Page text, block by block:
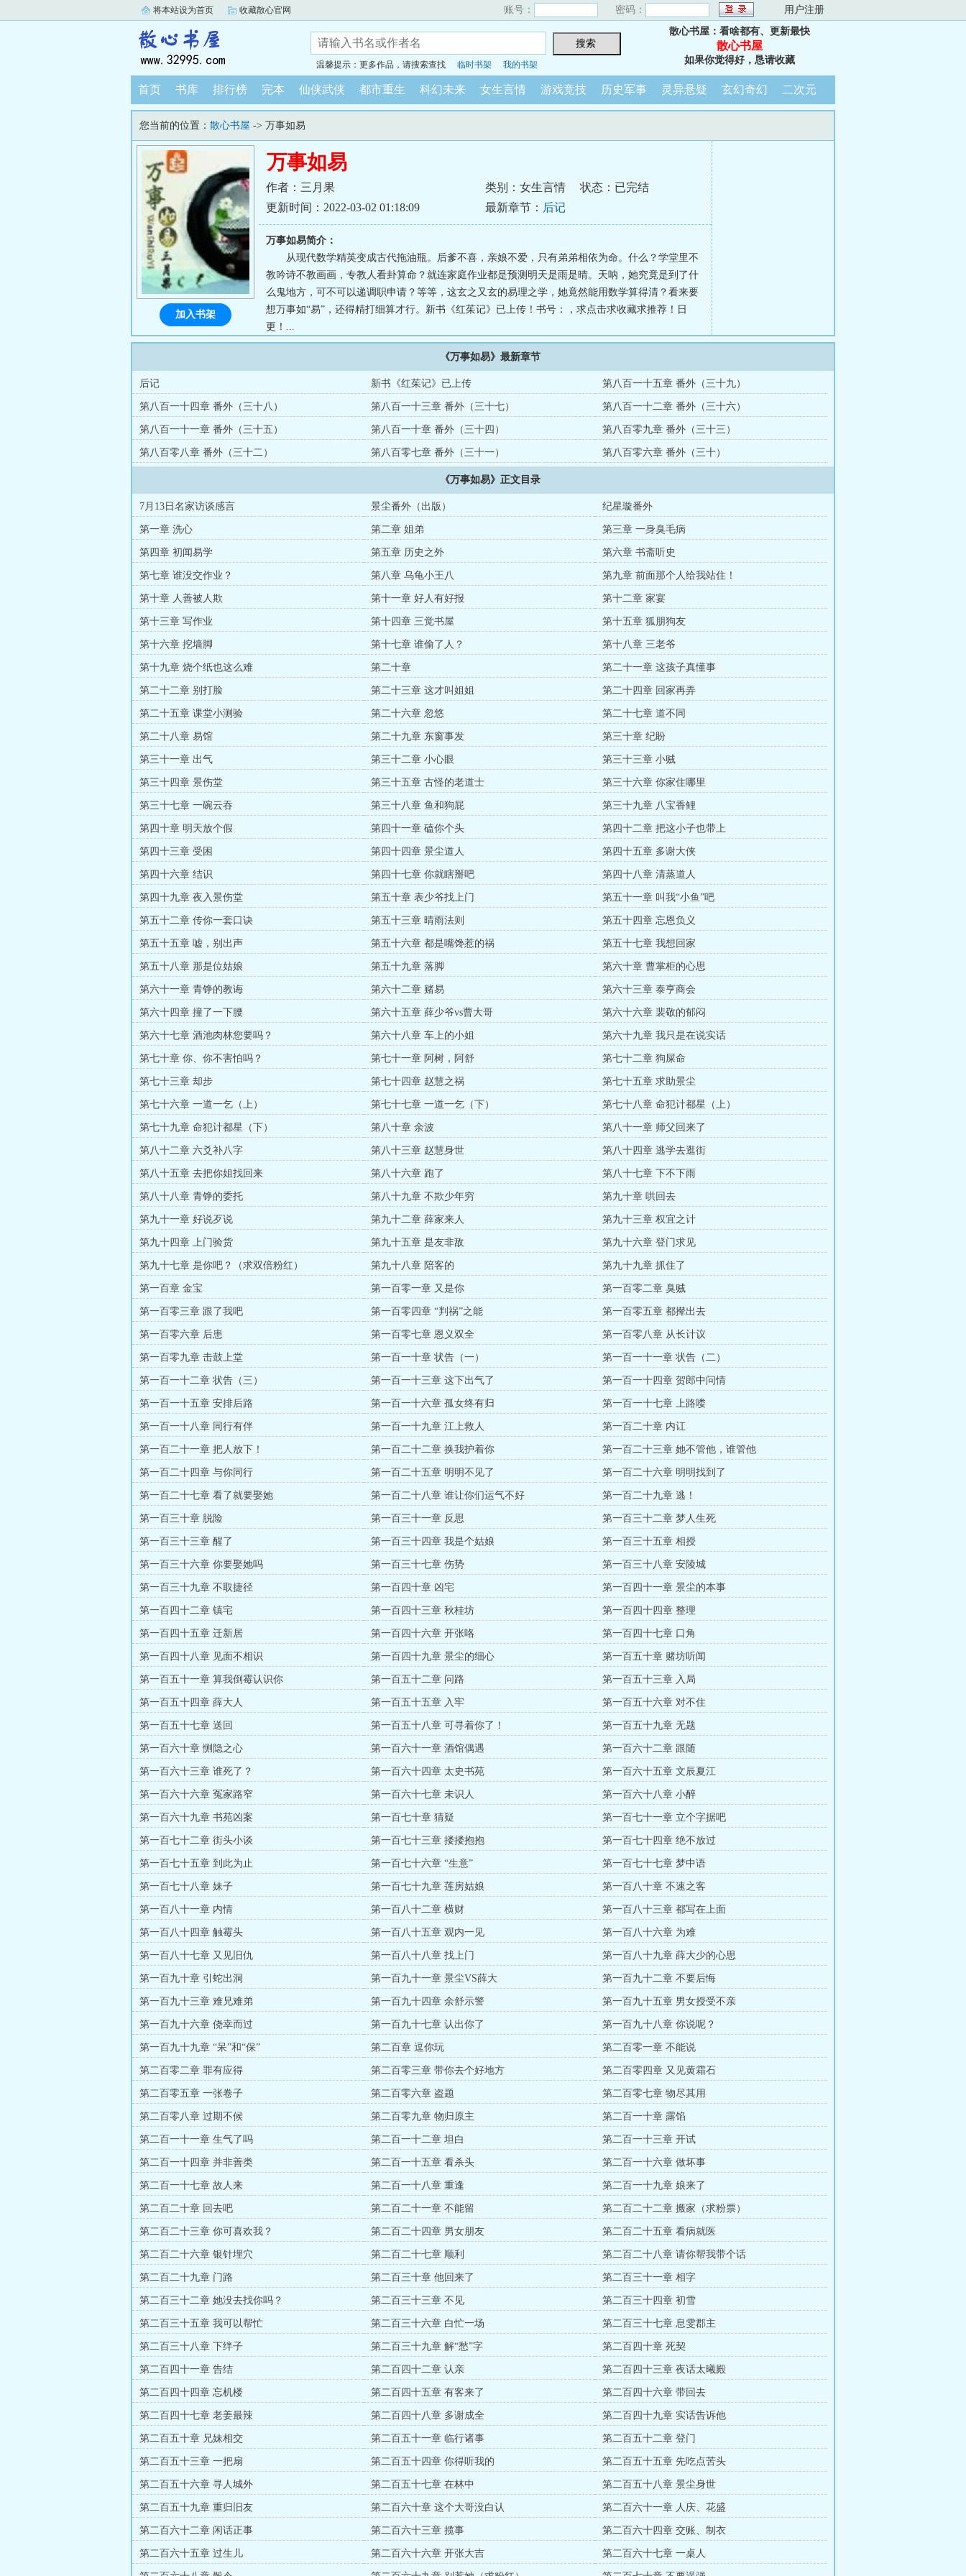
将本站设为首页 收藏散心官网 账号： 密码： 用户注册
温馨提示：更多作品，请搜索查找 临时书架 我的书架
散心书屋：看啥都有、更新最快
散心书屋
如果你觉得好，恳请收藏
首页 书库 排行榜 完本 仙侠武侠 都市重生 科幻未来 女生言情 游戏竞技 历史军事 灵异悬疑 玄幻奇幻 二次元
您当前的位置： 散心书屋 -> 万事如易
万事如易
作者：三月果 类别：女生言情
状态：已完结
更新时间：2022-03-02 01:18:09
最新章节： 后记
万事如易简介：
从现代数学精英变成古代拖油瓶。后爹不喜，亲娘不爱，只有弟弟相依为命。什么？学堂里不
教吟诗不教画画，专教人看卦算命？就连家庭作业都是预测明天是雨是晴。天呐，她究竟是到了什
么鬼地方，可不可以递调职申请？等等，这玄之又玄的易理之学，她竟然能用数学算得清？看来要
想万事如“易”，还得精打细算才行。新书《红茱记》已上传！书号：，求点击求收藏求推荐！日
更！...
加入书架
《万事如易》最新章节
后记 新书《红茱记》已上传 第八百一十五章 番外（三十九）
第八百一十四章 番外（三十八） 第八百一十三章 番外（三十七） 第八百一十二章 番外（三十六）
第八百一十一章 番外（三十五） 第八百一十章 番外（三十四） 第八百零九章 番外（三十三）
第八百零八章 番外（三十二） 第八百零七章 番外（三十一） 第八百零六章 番外（三十）
《万事如易》正文目录
7月13日名家访谈感言 景尘番外（出版） 纪星璇番外
第一章 洗心 第二章 姐弟 第三章 一身臭毛病
第四章 初闻易学 第五章 历史之外 第六章 书斋听史
第七章 谁没交作业？ 第八章 乌龟小王八 第九章 前面那个人给我站住！
第十章 人善被人欺 第十一章 好人有好报 第十二章 家宴
第十三章 写作业 第十四章 三觉书屋 第十五章 狐朋狗友
第十六章 挖墙脚 第十七章 谁偷了人？ 第十八章 三老爷
第十九章 烧个纸也这么难 第二十章 第二十一章 这孩子真懂事
第二十二章 别打脸 第二十三章 这才叫姐姐 第二十四章 回家再弄
第二十五章 课堂小测验 第二十六章 忽悠 第二十七章 道不同
第二十八章 易馆 第二十九章 东窗事发 第三十章 纪盼
第三十一章 出气 第三十二章 小心眼 第三十三章 小贼
第三十四章 景伤堂 第三十五章 古怪的老道士 第三十六章 你家住哪里
第三十七章 一碗云吞 第三十八章 鱼和狗屁 第三十九章 八宝香鲤
第四十章 明天放个假 第四十一章 磕你个头 第四十二章 把这小子也带上
第四十三章 受困 第四十四章 景尘道人 第四十五章 多谢大侠
第四十六章 结识 第四十七章 你就瞎掰吧 第四十八章 清蒸道人
第四十九章 夜入景伤堂 第五十章 表少爷找上门 第五十一章 叫我“小鱼”吧
第五十二章 传你一套口诀 第五十三章 晴雨法则 第五十四章 忘恩负义
第五十五章 嘘，别出声 第五十六章 都是嘴馋惹的祸 第五十七章 我想回家
第五十八章 那是位姑娘 第五十九章 落脚 第六十章 曹掌柜的心思
第六十一章 青铮的教诲 第六十二章 赌易 第六十三章 泰亨商会
第六十四章 撞了一下腰 第六十五章 薛少爷vs曹大哥 第六十六章 裴敬的郁闷
第六十七章 酒池肉林您要吗？ 第六十八章 车上的小姐 第六十九章 我只是在说实话
第七十章 你、你不害怕吗？ 第七十一章 阿树，阿舒 第七十二章 狗屎命
第七十三章 却步 第七十四章 赵慧之祸 第七十五章 求助景尘
第七十六章 一道一乞（上） 第七十七章 一道一乞（下） 第七十八章 命犯计都星（上）
第七十九章 命犯计都星（下） 第八十章 余波 第八十一章 师父回来了
第八十二章 六爻补八字 第八十三章 赵慧身世 第八十四章 逃学去逛街
第八十五章 去把你姐找回来 第八十六章 跑了 第八十七章 下不下雨
第八十八章 青铮的委托 第八十九章 不欺少年穷 第九十章 哄回去
第九十一章 好说歹说 第九十二章 薛家来人 第九十三章 权宜之计
第九十四章 上门验货 第九十五章 是友非敌 第九十六章 登门求见
第九十七章 是你吧？（求双倍粉红） 第九十八章 陪客的 第九十九章 抓住了
第一百章 金宝 第一百零一章 又是你 第一百零二章 臭贼
第一百零三章 跟了我吧 第一百零四章 “判祸”之能 第一百零五章 都撵出去
第一百零六章 后患 第一百零七章 恩义双全 第一百零八章 从长计议
第一百零九章 击鼓上堂 第一百一十章 状告（一） 第一百一十一章 状告（二）
第一百一十二章 状告（三） 第一百一十三章 这下出气了 第一百一十四章 贺郎中问情
第一百一十五章 安排后路 第一百一十六章 孤女终有归 第一百一十七章 上路喽
第一百一十八章 同行有伴 第一百一十九章 江上救人 第一百二十章 内讧
第一百二十一章 把人放下！ 第一百二十二章 换我护着你 第一百二十三章 她不管他，谁管他
第一百二十四章 与你同行 第一百二十五章 明明不见了 第一百二十六章 明明找到了
第一百二十七章 看了就要娶她 第一百二十八章 谁让你们运气不好 第一百二十九章 逃！
第一百三十章 脱险 第一百三十一章 反思 第一百三十二章 梦人生死
第一百三十三章 醒了 第一百三十四章 我是个姑娘 第一百三十五章 相授
第一百三十六章 你要娶她吗 第一百三十七章 伤势 第一百三十八章 安陵城
第一百三十九章 不取捷径 第一百四十章 凶宅 第一百四十一章 景尘的本事
第一百四十二章 镇宅 第一百四十三章 秋桂坊 第一百四十四章 整理
第一百四十五章 迁新居 第一百四十六章 开张咯 第一百四十七章 口角
第一百四十八章 见面不相识 第一百四十九章 景尘的细心 第一百五十章 赌坊听闻
第一百五十一章 算我倒霉认识你 第一百五十二章 问路 第一百五十三章 入局
第一百五十四章 薛大人 第一百五十五章 入牢 第一百五十六章 对不住
第一百五十七章 送回 第一百五十八章 可寻着你了！ 第一百五十九章 无题
第一百六十章 恻隐之心 第一百六十一章 酒馆偶遇 第一百六十二章 跟随
第一百六十三章 谁死了？ 第一百六十四章 太史书苑 第一百六十五章 文辰夏江
第一百六十六章 冤家路窄 第一百六十七章 未识人 第一百六十八章 小醉
第一百六十九章 书苑凶案 第一百七十章 猜疑 第一百七十一章 立个字据吧
第一百七十二章 街头小谈 第一百七十三章 搂搂抱抱 第一百七十四章 绝不放过
第一百七十五章 到此为止 第一百七十六章 “生意” 第一百七十七章 梦中语
第一百七十八章 妹子 第一百七十九章 莲房姑娘 第一百八十章 不速之客
第一百八十一章 内情 第一百八十二章 横财 第一百八十三章 都写在上面
第一百八十四章 触霉头 第一百八十五章 观内一见 第一百八十六章 为难
第一百八十七章 又见旧仇 第一百八十八章 找上门 第一百八十九章 薛大少的心思
第一百九十章 引蛇出洞 第一百九十一章 景尘VS薛大 第一百九十二章 不要后悔
第一百九十三章 难兄难弟 第一百九十四章 余舒示警 第一百九十五章 男女授受不亲
第一百九十六章 侥幸而过 第一百九十七章 认出你了 第一百九十八章 你说呢？
第一百九十九章 “呆”和“保” 第二百章 逗你玩 第二百零一章 不能说
第二百零二章 罪有应得 第二百零三章 带你去个好地方 第二百零四章 又见黄霜石
第二百零五章 一张卷子 第二百零六章 盗题 第二百零七章 物尽其用
第二百零八章 过期不候 第二百零九章 物归原主 第二百一十章 露馅
第二百一十一章 生气了吗 第二百一十二章 坦白 第二百一十三章 开试
第二百一十四章 并非善类 第二百一十五章 看杀头 第二百一十六章 做坏事
第二百一十七章 故人来 第二百一十八章 重逢 第二百一十九章 娘来了
第二百二十章 回去吧 第二百二十一章 不能留 第二百二十二章 搬家（求粉票）
第二百二十三章 你可喜欢我？ 第二百二十四章 男女朋友 第二百二十五章 看病就医
第二百二十六章 银针埋穴 第二百二十七章 顺利 第二百二十八章 请你帮我带个话
第二百二十九章 门路 第二百三十章 他回来了 第二百三十一章 相字
第二百三十二章 她没去找你吗？ 第二百三十三章 不见 第二百三十四章 初雪
第二百三十五章 我可以帮忙 第二百三十六章 白忙一场 第二百三十七章 息雯郡主
第二百三十八章 下绊子 第二百三十九章 解“愁”字 第二百四十章 死契
第二百四十一章 告结 第二百四十二章 认亲 第二百四十三章 夜话太曦殿
第二百四十四章 忘机楼 第二百四十五章 有客来了 第二百四十六章 带回去
第二百四十七章 老姜最辣 第二百四十八章 多谢成全 第二百四十九章 实话告诉他
第二百五十章 兄妹相交 第二百五十一章 临行诸事 第二百五十二章 登门
第二百五十三章 一把扇 第二百五十四章 你得听我的 第二百五十五章 先吃点苦头
第二百五十六章 寻人城外 第二百五十七章 在林中 第二百五十八章 景尘身世
第二百五十九章 重归旧友 第二百六十章 这个大哥没白认 第二百六十一章 人庆、花盛
第二百六十二章 闲话正事 第二百六十三章 揽事 第二百六十四章 交账、制衣
第二百六十五章 过生儿 第二百六十六章 开张大吉 第二百六十七章 一桌人